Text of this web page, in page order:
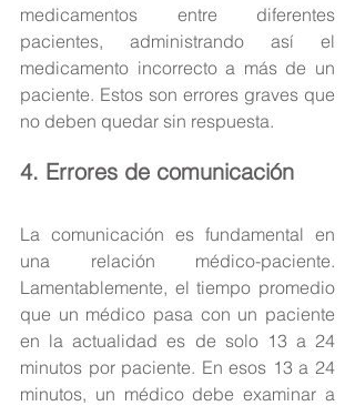
medicamentos entre diferentes
pacientes, administrando así el
medicamento incorrecto a más de un
paciente. Estos son errores graves que
no deben quedar sin respuesta.
4. Errores de comunicación
La comunicación es fundamental en
una relación médico-paciente.
Lamentablemente, el tiempo promedio
que un médico pasa con un paciente
en la actualidad es de solo 13 a 24
minutos por paciente. En esos 13 a 24
minutos, un médico debe examinar a